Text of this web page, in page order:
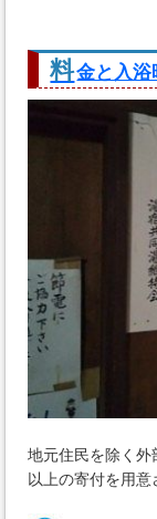
料金と入浴
地元住民を除く
以上の寄付を用意